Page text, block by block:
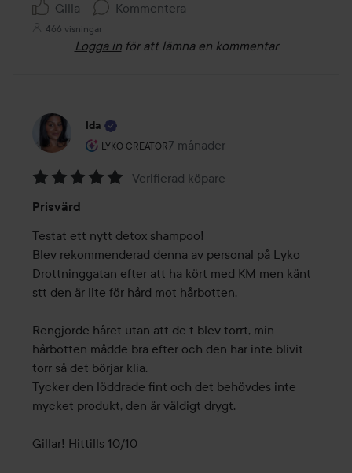
Gilla Kommentera
466 visningar
Logga in för att lämna en kommentar
Ida
LYKO CREATOR
Användarens roll: Lyko Creator.
7 månader
Inlägget skapades 7 månader
5
av
5
Verifierad köpare
Prisvärd
Testat ett nytt detox shampoo!
Blev rekommenderad denna av personal på Lyko
Drottninggatan efter att ha kört med KM men känt
stt den är lite för hård mot hårbotten.
Rengjorde håret utan att de t blev torrt, min
hårbotten mådde bra efter och den har inte blivit
torr så det börjar klia.
Tycker den löddrade fint och det behövdes inte
mycket produkt, den är väldigt drygt.
Gillar! Hittills 10/10